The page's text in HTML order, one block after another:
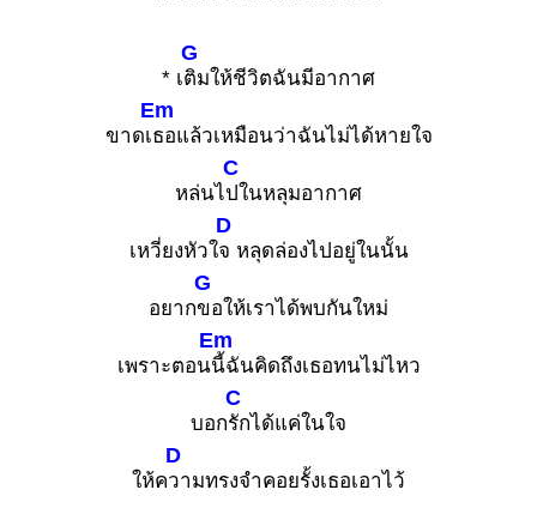
* เ
G
ติมให้ชีวิตฉันมีอากาศ
ขาดเ
Em
ธอแล้วเหมือนว่าฉันไม่ได้หายใจ
หล่นไ
C
ปในหลุมอากาศ
เหวี่ยงหัวใ
D
จ หลุดล่องไปอยู่ในนั้น
อยาก
G
ขอให้เราได้พบกันใหม่
เพราะตอน
Em
นี้ฉันคิดถึงเธอทนไม่ไหว
บอก
C
รักได้แค่ในใจ
ให้ค
D
วามทรงจำคอยรั้งเธอเอาไว้